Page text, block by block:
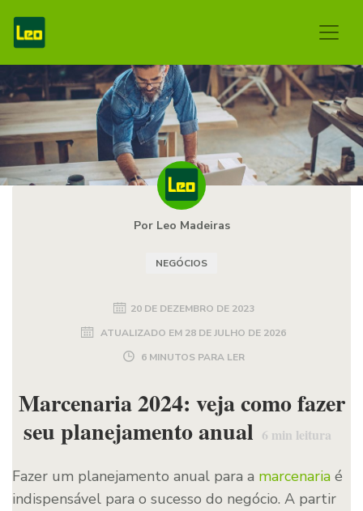
Por Leo Madeiras
NEGÓCIOS
20 DE DEZEMBRO DE 2023
ATUALIZADO EM 28 DE JULHO DE 2026
6 MINUTOS PARA LER
Marcenaria 2024: veja como fazer
seu planejamento anual 6 min leitura
Fazer um planejamento anual para a marcenaria é
indispensável para o sucesso do negócio. A partir